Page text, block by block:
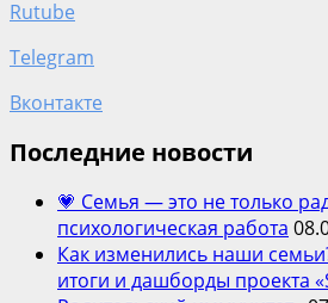
Rutube
Telegram
Вконтакте
Последние новости
💗 Семья — это не только
психологическая работа
Как изменились наши
итоги и дашборды проекта